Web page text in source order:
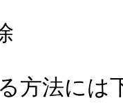
方法に